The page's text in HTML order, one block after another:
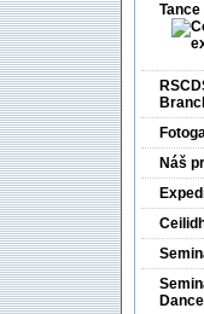
Tance
Náš
Dance